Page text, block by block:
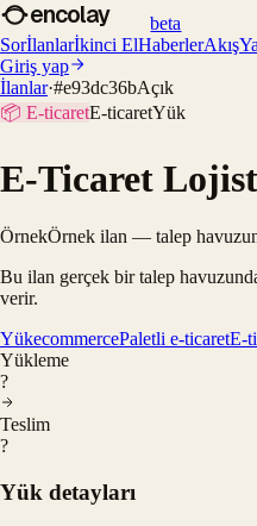
encolay
beta
Sorİlanlarİkinci ElHaberlerAkış
Giriş yap
İlanlar·#e93dc36bAçık
📦 E-ticaretE-ticaretYük
E-Ticaret
ÖrnekÖrnek ilan — talep
Bu ilan gerçek bir talep
verir.
YükecommercePaletli e-ticaretE-
Yükleme
?
Teslim
?
Yük detayları